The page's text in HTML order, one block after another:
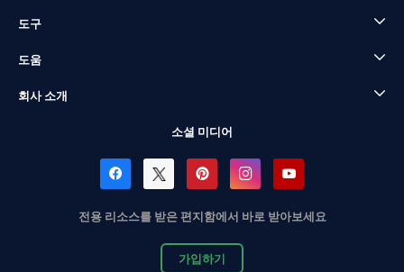
도구
도움
회사 소개
소셜 미디어
전용 리소스를 받은 편지함에서 바로 받아보세요
가입하기